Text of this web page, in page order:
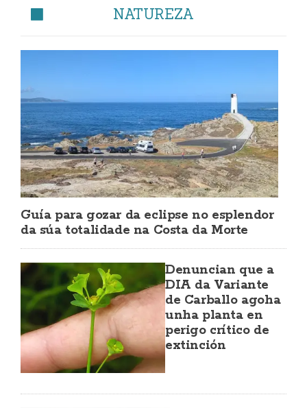
NATUREZA
Guía para gozar da eclipse no esplendor
da súa totalidade na Costa da Morte
Denuncian que a
DIA da Variante
de Carballo agoha
unha planta en
perigo crítico de
extinción